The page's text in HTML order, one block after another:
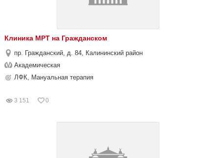
Клиника МРТ на Гражданском
пр. Гражданский, д. 84, Калининский район
Академическая
ЛФК, Мануальная терапия
3 151 0